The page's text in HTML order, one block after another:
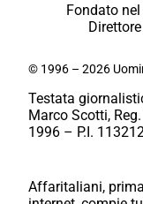
Fondato
© 1996 – 2026
Testata
Marco Scotti,
1996 – P.I.
Affaritaliani,